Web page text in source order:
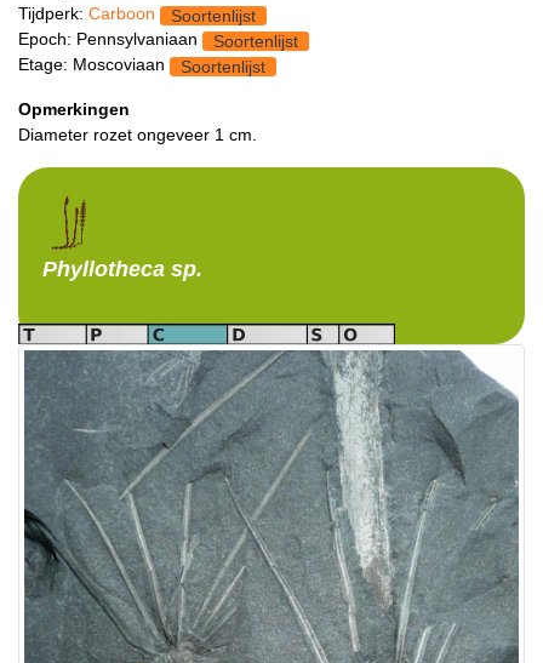
Tijdperk: Carboon
Soortenlijst
Epoch: Pennsylvaniaan
Soortenlijst
Etage: Moscoviaan
Soortenlijst
Opmerkingen
Diameter rozet ongeveer 1 cm.
Phyllotheca sp.